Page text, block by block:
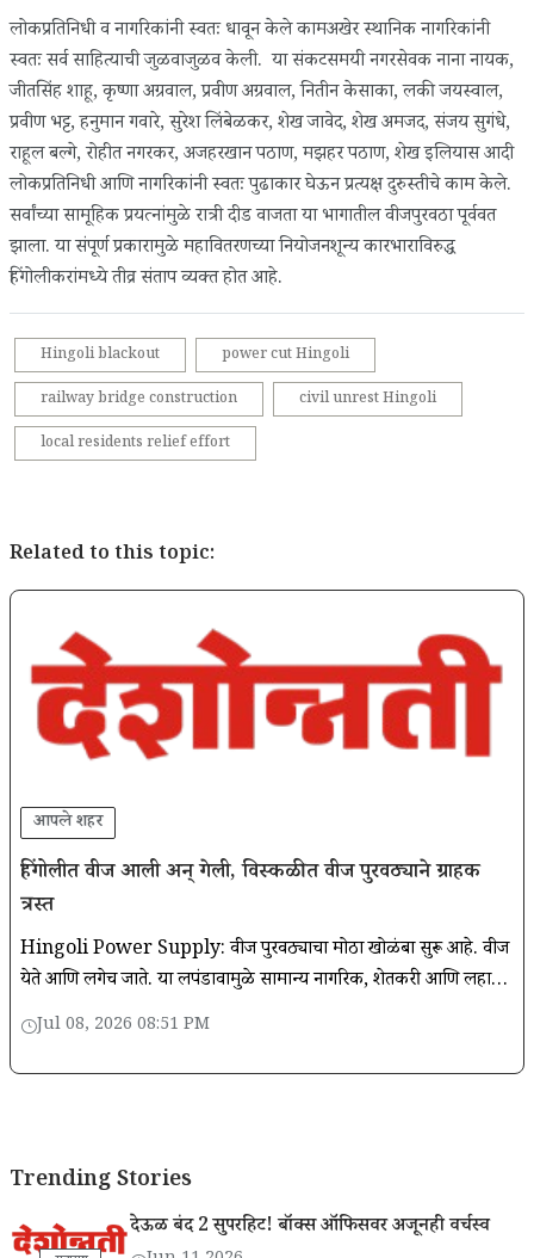
लोकप्रतिनिधी व नागरिकांनी स्वतः धावून केले कामअखेर स्थानिक नागरिकांनी
स्वतः सर्व साहित्याची जुळवाजुळव केली. या संकटसमयी नगरसेवक नाना नायक,
जीतसिंह शाहू, कृष्णा अग्रवाल, प्रवीण अग्रवाल, नितीन केसाका, लकी जयस्वाल,
प्रवीण भट्ट, हनुमान गवारे, सुरेश लिंबेळकर, शेख जावेद, शेख अमजद, संजय सुगंधे,
राहूल बल्गे, रोहीत नगरकर, अजहरखान पठाण, मझहर पठाण, शेख इलियास आदी
लोकप्रतिनिधी आणि नागरिकांनी स्वतः पुढाकार घेऊन प्रत्यक्ष दुरुस्तीचे काम केले.
सर्वांच्या सामूहिक प्रयत्नांमुळे रात्री दीड वाजता या भागातील वीजपुरवठा पूर्ववत
झाला. या संपूर्ण प्रकारामुळे महावितरणच्या नियोजनशून्य कारभाराविरुद्ध
हिंगोलीकरांमध्ये तीव्र संताप व्यक्त होत आहे.
Hingoli blackout
power cut Hingoli
railway bridge construction
civil unrest Hingoli
local residents relief effort
Related to this topic:
आपले शहर
हिंगोलीत वीज आली अन् गेली, विस्कळीत वीज पुरवठ्याने ग्राहक
त्रस्त
Hingoli Power Supply: वीज पुरवठ्याचा मोठा खोळंबा सुरू आहे. वीज
येते आणि लगेच जाते. या लपंडावामुळे सामान्य नागरिक, शेतकरी आणि लहान
व्यावसायिक हैराण
Jul 08, 2026 08:51 PM
Trending Stories
देऊळ बंद 2 सुपरहिट! बॉक्स ऑफिसवर अजूनही वर्चस्व